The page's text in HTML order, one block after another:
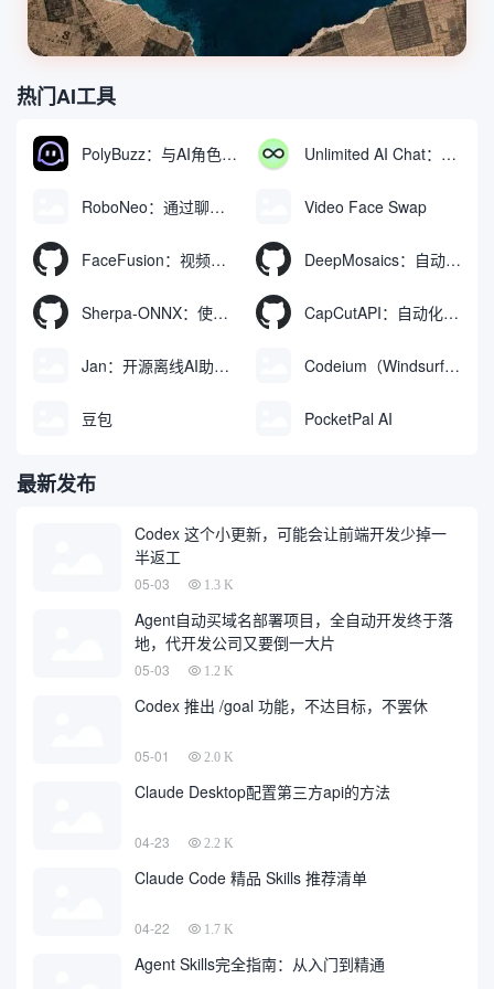
热门AI工具
PolyBuzz：与AI角色互动的免费聊天与角色扮演平台 Unlimited AI Chat：免费无限制的AI聊天工具
RoboNeo：通过聊天生成和编辑视频与图像的AI工具 Video Face Swap
FaceFusion：视频换脸增强工具|语音同步视频嘴型动作 DeepMosaics：自动去除图像和视频中的马赛克，或向其添加马赛克
Sherpa-ONNX：使用ONNXRuntime实现离线语音识别和合成 CapCutAPI：自动化控制CapCut视频剪辑的开源工具
Jan：开源离线AI助手，ChatGPT 替代品，运行本地AI模型或连接云端AI Codeium（Windsurf Editor）：免费的AI代码补全与聊天工具，Windsurf以对话方式编写完整项目代码
豆包 PocketPal AI
最新发布
Codex 这个小更新，可能会让前端开发少掉一
半返工
05-03 1.3 K
Agent自动买域名部署项目，全自动开发终于落
地，代开发公司又要倒一大片
05-03 1.2 K
Codex 推出 /goal 功能，不达目标，不罢休
05-01 2.0 K
Claude Desktop配置第三方api的方法
04-23 2.2 K
Claude Code 精品 Skills 推荐清单
04-22 1.7 K
Agent Skills完全指南：从入门到精通